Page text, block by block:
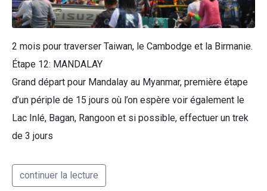
2 mois pour traverser Taiwan, le Cambodge et la Birmanie.
Étape 12: MANDALAY
Grand départ pour Mandalay au Myanmar, première étape
d’un périple de 15 jours où l’on espère voir également le
Lac Inlé, Bagan, Rangoon et si possible, effectuer un trek
de 3 jours
continuer la lecture